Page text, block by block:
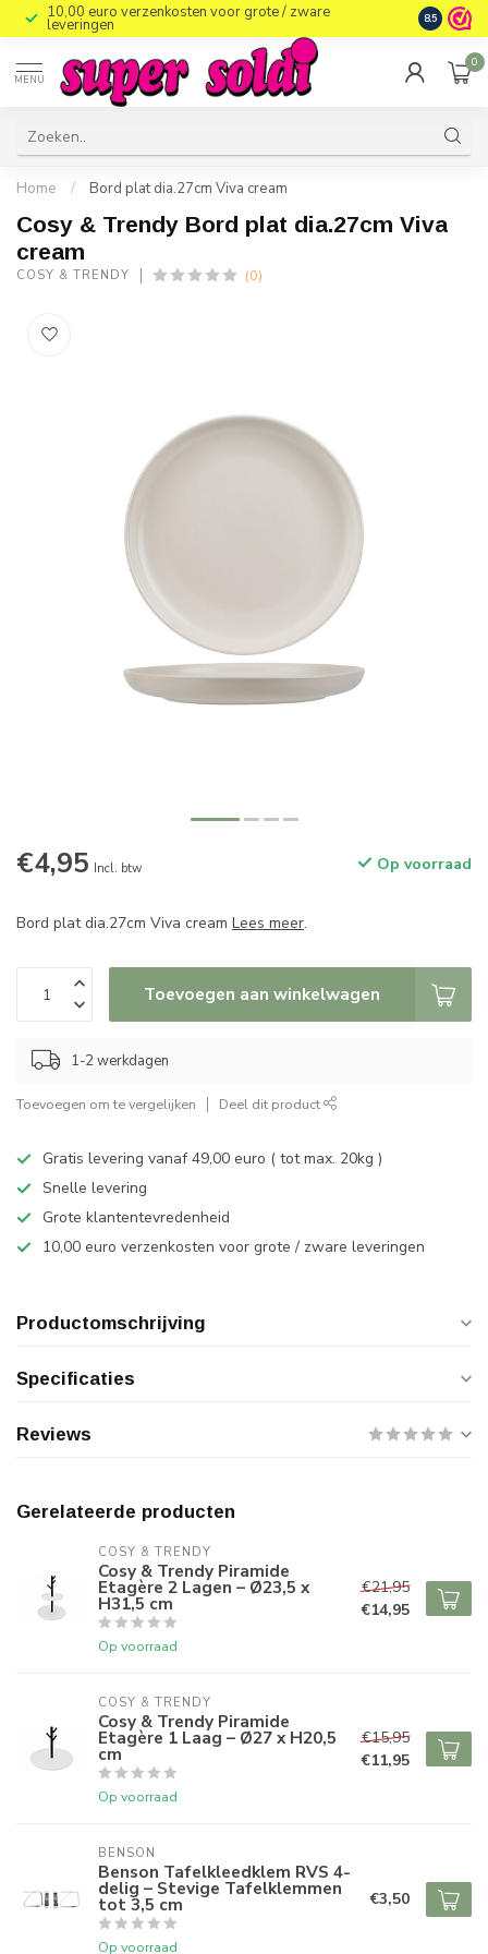
10,00 euro verzenkosten voor grote / zware
leveringen 8.5
MENU
0
Home / Bord plat dia.27cm Viva cream
Cosy & Trendy Bord plat dia.27cm Viva
cream
COSY & TRENDY (0)
€4,95 Incl. btw Op voorraad
Bord plat dia.27cm Viva cream Lees meer.
Toevoegen aan winkelwagen
1-2 werkdagen
Toevoegen om te vergelijken Deel dit product
Gratis levering vanaf 49,00 euro ( tot max. 20kg )
Snelle levering
Grote klantentevredenheid
10,00 euro verzenkosten voor grote / zware leveringen
Productomschrijving
Specificaties
Reviews
Gerelateerde producten
COSY & TRENDY
Cosy & Trendy Piramide
Etagère 2 Lagen – Ø23,5 x
H31,5 cm
Op voorraad
€21,95
€14,95
COSY & TRENDY
Cosy & Trendy Piramide
Etagère 1 Laag – Ø27 x H20,5
cm
Op voorraad
€15,95
€11,95
BENSON
Benson Tafelkleedklem RVS 4-
delig – Stevige Tafelklemmen
tot 3,5 cm
Op voorraad
€3,50